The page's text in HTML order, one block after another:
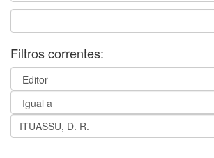
Filtros correntes: